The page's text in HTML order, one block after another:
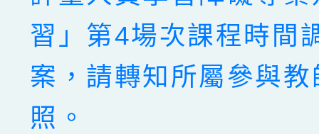
習」第4場次課程時間
案，請轉知所屬參與
照。